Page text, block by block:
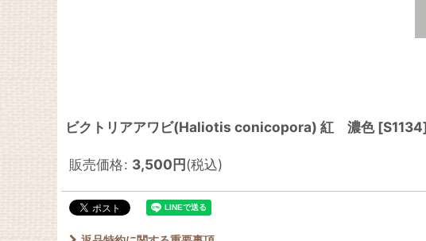
ビクトリアアワビ(Haliotis conicopora) 紅 濃色 [S1134
販売価格: 3,500円(税込)